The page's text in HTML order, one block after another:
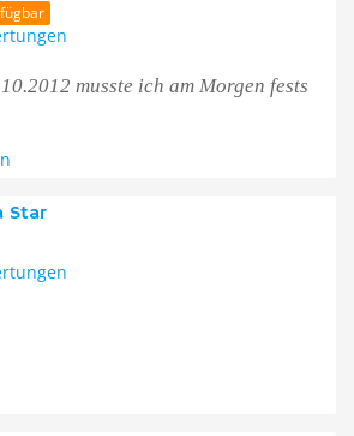
musste ich am Morgen fests
Star